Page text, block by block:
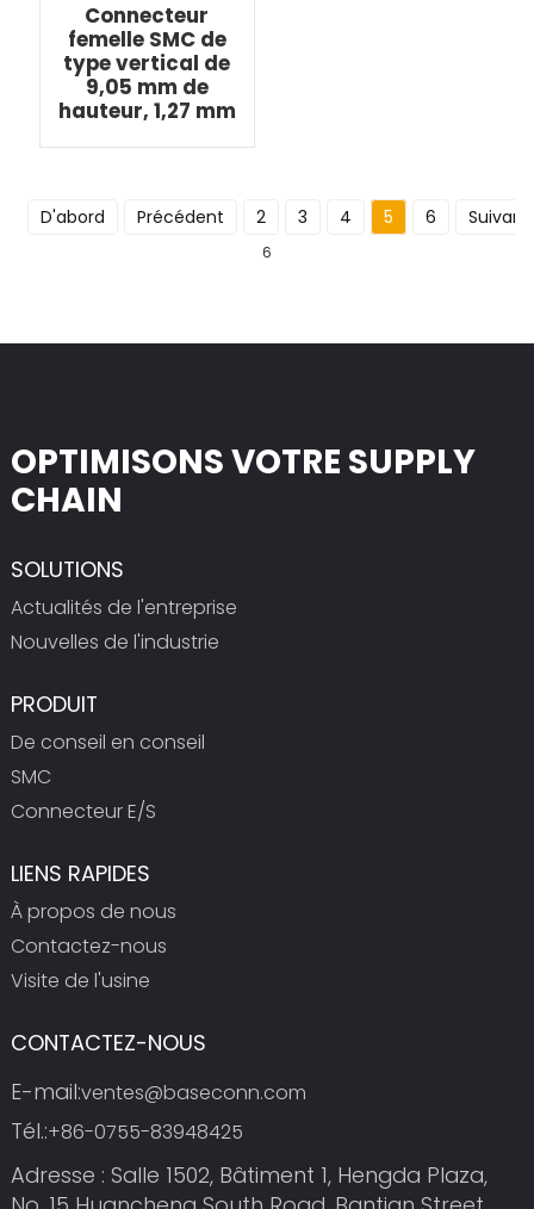
Connecteur
femelle SMC de
type vertical de
9,05 mm de
hauteur, 1,27 mm
D'abord Précédent 2 3 4 5 6 Suivant
6
OPTIMISONS VOTRE SUPPLY
CHAIN
SOLUTIONS
Actualités de l'entreprise
Nouvelles de l'industrie
PRODUIT
De conseil en conseil
SMC
Connecteur E/S
LIENS RAPIDES
À propos de nous
Contactez-nous
Visite de l'usine
CONTACTEZ-NOUS
E-mail:ventes@baseconn.com
Tél.:+86-0755-83948425
Adresse : Salle 1502, Bâtiment 1, Hengda Plaza,